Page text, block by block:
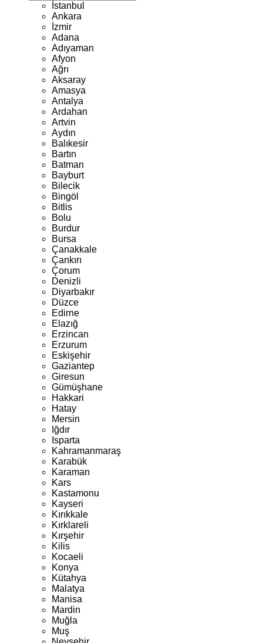
İstanbul
Ankara
İzmir
Adana
Adıyaman
Afyon
Ağrı
Aksaray
Amasya
Antalya
Ardahan
Artvin
Aydın
Balıkesir
Bartın
Batman
Bayburt
Bilecik
Bingöl
Bitlis
Bolu
Burdur
Bursa
Çanakkale
Çankırı
Çorum
Denizli
Diyarbakır
Düzce
Edirne
Elazığ
Erzincan
Erzurum
Eskişehir
Gaziantep
Giresun
Gümüşhane
Hakkari
Hatay
Mersin
Iğdır
Isparta
Kahramanmaraş
Karabük
Karaman
Kars
Kastamonu
Kayseri
Kırıkkale
Kırklareli
Kırşehir
Kilis
Kocaeli
Konya
Kütahya
Malatya
Manisa
Mardin
Muğla
Muş